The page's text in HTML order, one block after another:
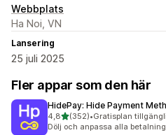
Webbplats
Ha Noi, VN
Lansering
25 juli 2025
Fler appar som den här
HidePay: Hide Payment
4,8av 5 stjärnor
(352)
352 recensioner totalt
•Gratisplan
Dölj och anpassa alla